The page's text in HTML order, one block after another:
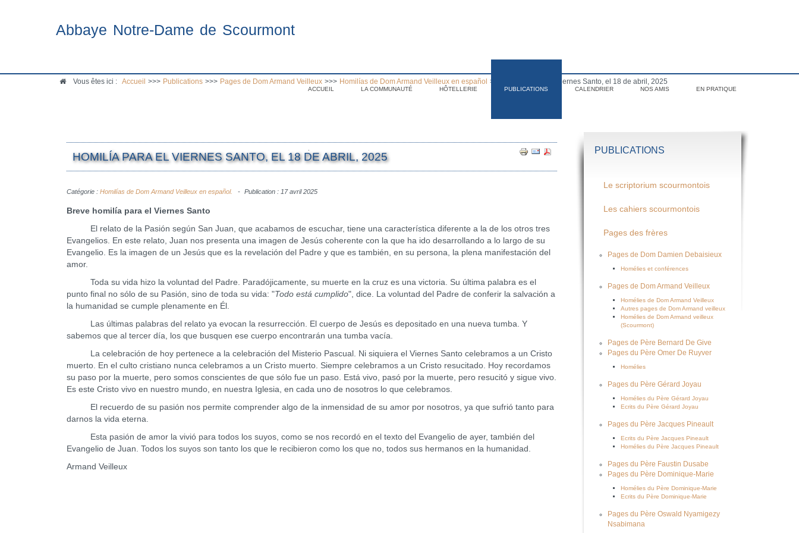
Abbaye Notre-Dame de Scourmont
ACCUEIL LA COMMUNAUTÉ HÔTELLERIE PUBLICATIONS CALENDRIER NOS AMIS EN PRATIQUE
Vous êtes ici : Accueil >>> Publications >>> Pages de Dom Armand Veilleux >>> Homilías de Dom Armand Veilleux en español >>> Homilía para el Viernes Santo, el 18 de abril, 2025
HOMILÍA PARA EL VIERNES SANTO, EL 18 DE ABRIL, 2025
Catégorie : Homilías de Dom Armand Veilleux en español. Publication : 17 avril 2025
Breve homilía para el Viernes Santo
El relato de la Pasión según San Juan, que acabamos de escuchar, tiene una característica diferente a la de los otros tres
Evangelios. En este relato, Juan nos presenta una imagen de Jesús coherente con la que ha ido desarrollando a lo largo de su
Evangelio. Es la imagen de un Jesús que es la revelación del Padre y que es también, en su persona, la plena manifestación del
amor.
Toda su vida hizo la voluntad del Padre. Paradójicamente, su muerte en la cruz es una victoria. Su última palabra es el
punto final no sólo de su Pasión, sino de toda su vida: "Todo está cumplido", dice. La voluntad del Padre de conferir la salvación a
la humanidad se cumple plenamente en Él.
Las últimas palabras del relato ya evocan la resurrección. El cuerpo de Jesús es depositado en una nueva tumba. Y
sabemos que al tercer día, los que busquen ese cuerpo encontrarán una tumba vacía.
La celebración de hoy pertenece a la celebración del Misterio Pascual. Ni siquiera el Viernes Santo celebramos a un Cristo
muerto. En el culto cristiano nunca celebramos a un Cristo muerto. Siempre celebramos a un Cristo resucitado. Hoy recordamos
su paso por la muerte, pero somos conscientes de que sólo fue un paso. Está vivo, pasó por la muerte, pero resucitó y sigue vivo.
Es este Cristo vivo en nuestro mundo, en nuestra Iglesia, en cada uno de nosotros lo que celebramos.
El recuerdo de su pasión nos permite comprender algo de la inmensidad de su amor por nosotros, ya que sufrió tanto para
darnos la vida eterna.
Esta pasión de amor la vivió para todos los suyos, como se nos recordó en el texto del Evangelio de ayer, también del
Evangelio de Juan. Todos los suyos son tanto los que le recibieron como los que no, todos sus hermanos en la humanidad.
Armand Veilleux
PUBLICATIONS
Le scriptorium scourmontois
Les cahiers scourmontois
Pages des frères
Pages de Dom Damien Debaisieux
Homélies et conférences
Pages de Dom Armand Veilleux
Homélies de Dom Armand Veilleux
Autres pages de Dom Armand veilleux
Homélies de Dom Armand veilleux
(Scourmont)
Pages de Père Bernard De Give
Pages du Père Omer De Ruyver
Homélies
Pages du Père Gérard Joyau
Homélies du Père Gérard Joyau
Ecrits du Père Gérard Joyau
Pages du Père Jacques Pineault
Ecrits du Père Jacques Pineault
Homélies du Père Jacques Pineault
Pages du Père Faustin Dusabe
Pages du Père Dominique-Marie
Homélies du Père Dominique-Marie
Ecrits du Père Dominique-Marie
Pages du Père Oswald Nyamigezy
Nsabimana